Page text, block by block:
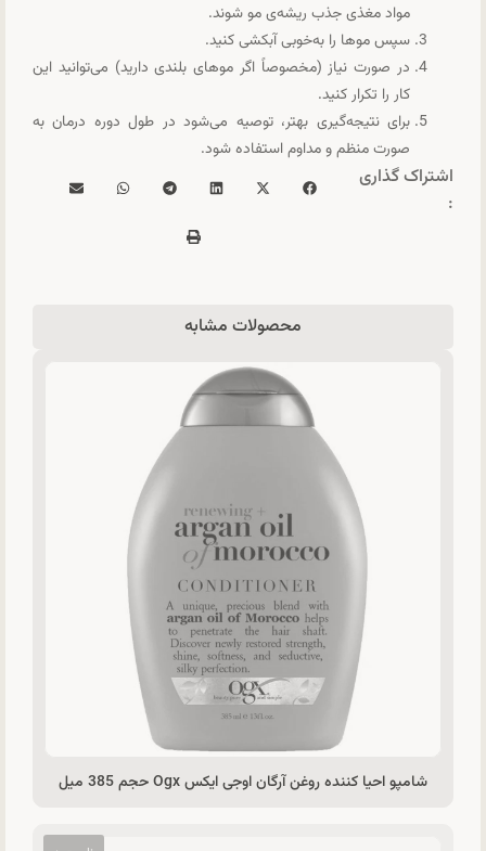
مواد مغذی جذب ریشه‌ی مو شوند.
سپس موها را به‌خوبی آبکشی کنید.
در صورت نیاز (مخصوصاً اگر موهای بلندی دارید) می‌توانید این
کار را تکرار کنید.
برای نتیجه‌گیری بهتر، توصیه می‌شود در طول دوره درمان به
صورت منظم و مداوم استفاده شود.
اشتراک گذاری
:
محصولات مشابه
شامپو احیا کننده روغن آرگان اوجی ایکس Ogx حجم 385 میل